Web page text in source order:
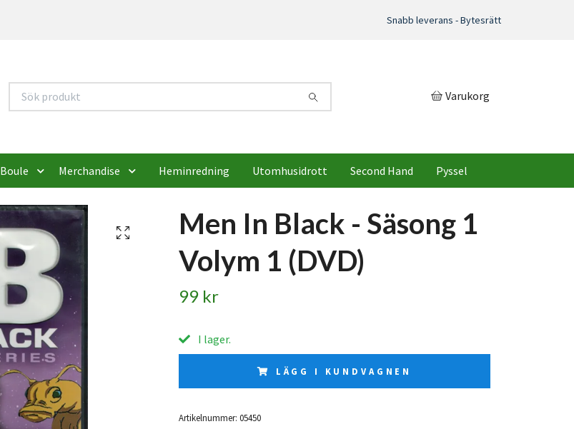
Snabb leverans - Bytesrätt
Varukorg
Boule Merchandise Heminredning Utomhusidrott Second Hand Pyssel
Men In Black - Säsong 1
Volym 1 (DVD)
99 kr
I lager.
LÄGG I KUNDVAGNEN
Artikelnummer: 05450